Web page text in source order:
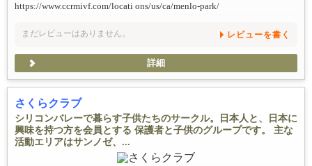
https://www.ccrmivf.com/locati ons/us/ca/menlo-park/
まだレビューはありません。 レビューを書く
詳細
さくらクラブ
シリコンバレーで暮らす子供たちのサークル。日本人と、日本に
興味を持つ方を会員とする 保護者と子供のグループです。 主な
活動エリアはサンノゼ、...